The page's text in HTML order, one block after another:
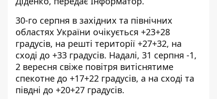
30-го серпня в західних та північних
областях України очікується +23+28
градусів, на решті території +27+32, на
сході до +33 градусів. Надалі, 31 серпня -1,
2 вересня свіже повітря витіснятиме
спекотне до +17+22 градусів, а на сході та
півдні до +20+27 градусів.